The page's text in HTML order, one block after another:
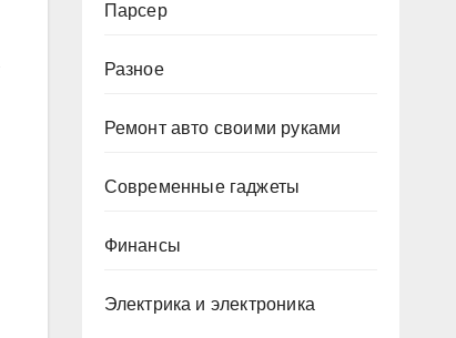
Парсер
Разное
Ремонт авто своими руками
Современные гаджеты
Финансы
Электрика и электроника